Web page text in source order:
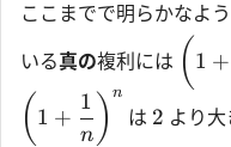
ここまでで明らかなよ
いる真の複利には ( 1 +
( 1 +
n
1 ) n
は 2 より